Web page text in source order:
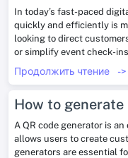
In today’s fast-paced
quickly and efficiently is
looking to direct
or simplify event check-
Продолжить чтение ->
How to generate
A QR code generator is
allows users to create
generators are essential